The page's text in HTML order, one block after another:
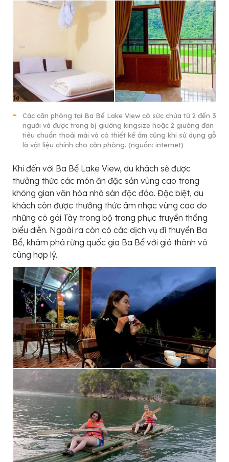
Các căn phòng tại Ba Bể Lake View có sức chứa từ 2 đến 3
người và được trang bị giường kingsize hoặc 2 giường đơn
tiêu chuẩn thoải mái và có thiết kế ấm cũng khi sử dụng gỗ
là vật liệu chính cho căn phòng. (nguồn: internet)
Khi đến với Ba Bể Lake View, du khách sẽ được
thưởng thức các món ăn đặc sản vùng cao trong
không gian văn hóa nhà sàn độc đáo. Đặc biệt, du
khách còn được thưởng thức âm nhạc vùng cao do
những cô gái Tày trong bộ trang phục truyền thống
biểu diễn. Ngoài ra còn có các dịch vụ đi thuyền Ba
Bể, khám phá rừng quốc gia Ba Bể với giá thành vô
cùng hợp lý.